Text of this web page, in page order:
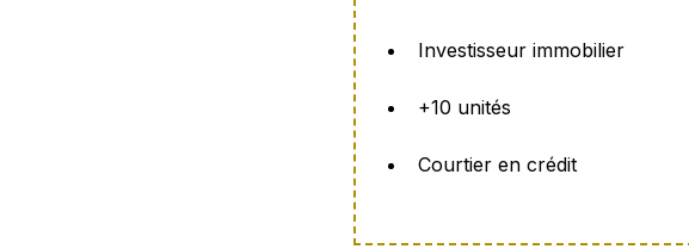
Investisseur immobilier
+10 unités
Courtier en crédit